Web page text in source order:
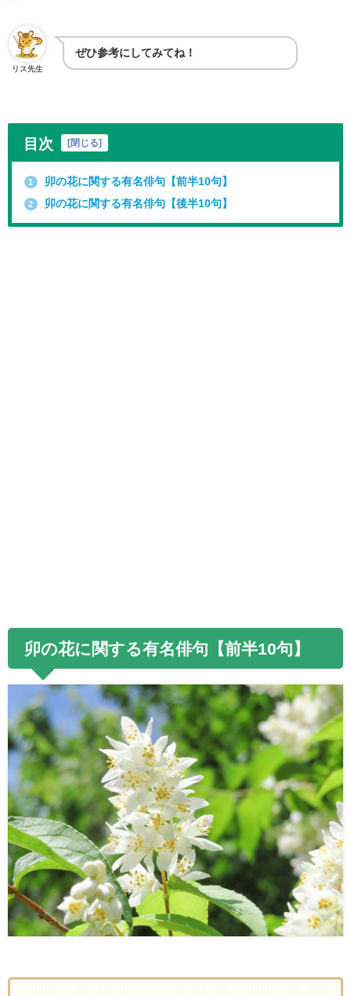
リス先生
ぜひ参考にしてみてね！
目次 [閉じる]
1 卯の花に関する有名俳句【前半10句】
2 卯の花に関する有名俳句【後半10句】
卯の花に関する有名俳句【前半10句】